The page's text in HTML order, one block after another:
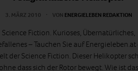
3. MÄRZ 2010 VON ENERGIELEBEN REDAKTION
Science Fiction. Kurioses, Übernatürliches,
– Tauchen Sie auf Energieleben.at
der Science Fiction. Dieser Helikopter
ohne dass sich der Rotor bewegt. Wie ist das